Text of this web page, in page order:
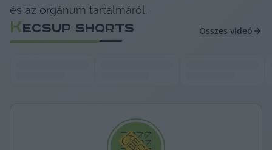
és az orgánum tartalmáról.
KECSUP SHORTS Összes videó